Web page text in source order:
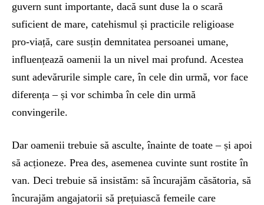
guvern sunt importante, dacă sunt duse la o scară
suficient de mare, catehismul și practicile religioase
pro-viață, care susțin demnitatea persoanei umane,
influențează oamenii la un nivel mai profund. Acestea
sunt adevărurile simple care, în cele din urmă, vor face
diferența – și vor schimba în cele din urmă
convingerile.
Dar oamenii trebuie să asculte, înainte de toate – și apoi
să acționeze. Prea des, asemenea cuvinte sunt rostite în
van. Deci trebuie să insistăm: să încurajăm căsătoria, să
încurajăm angajatorii să prețuiască femeile care